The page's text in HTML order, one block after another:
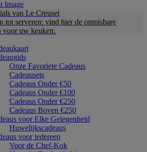
van Le Creuset
tot serveren: vind hier de onmisbare
voor uw keuken.
Onze Favoriete Cadeaus
Cadeausets
Cadeaus Onder €50
Cadeaus Onder €100
Cadeaus Onder €250
Cadeaus Boven €250
voor Elke Gelegenheid
Huwelijkscadeaus
voor iedereen
Voor de Chef-Kok